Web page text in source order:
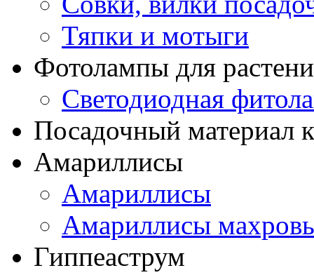
Тяпки и мотыги
Фотолампы для
Светодиодная
Посадочный материал
Амариллисы
Амариллисы
Амариллисы
Гиппеаструм